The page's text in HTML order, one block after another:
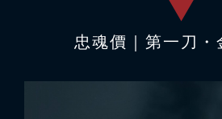
忠魂價｜第一刀・